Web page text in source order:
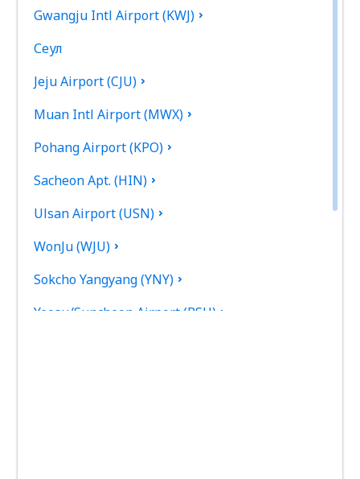
Gwangju Intl Airport (KWJ)
Сеул
Jeju Airport (CJU)
Muan Intl Airport (MWX)
Pohang Airport (KPO)
Sacheon Apt. (HIN)
Ulsan Airport (USN)
WonJu (WJU)
Sokcho Yangyang (YNY)
Yeosu/Suncheon Airport (RSU)